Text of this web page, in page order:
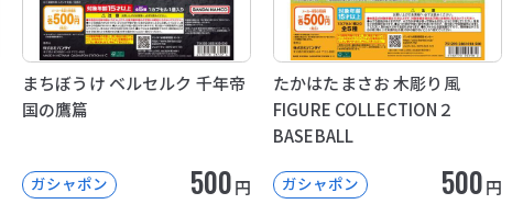
まちぼうけ ベルセルク 千年帝
国の鷹篇
ガシャポン 500円
たかはたまさお 木彫り風
FIGURE COLLECTION２
BASEBALL
ガシャポン 500円